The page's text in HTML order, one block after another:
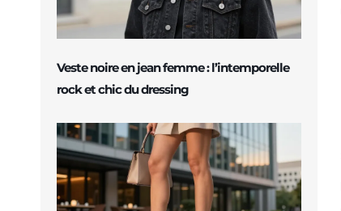
Veste noire en jean femme : l’intemporelle
rock et chic du dressing